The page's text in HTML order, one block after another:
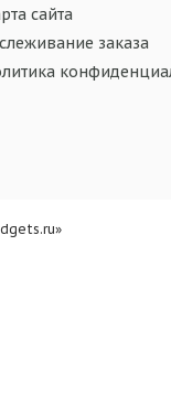
сайта
заказа